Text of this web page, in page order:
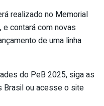
realizado no Memorial
e contará com novas
de uma linha
do PeB 2025, siga as
ou acesse o site